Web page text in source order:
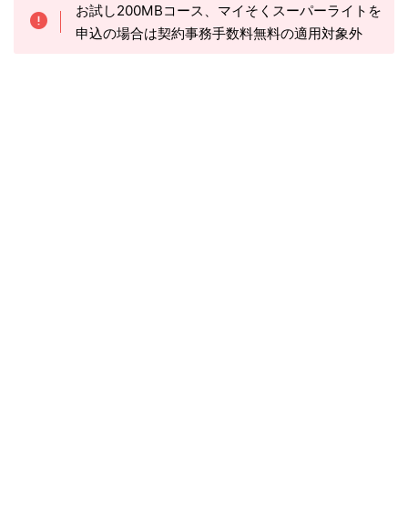
お試し200MBコース、マイそくスーパーライトを
申込の場合は契約事務手数料無料の適用対象外